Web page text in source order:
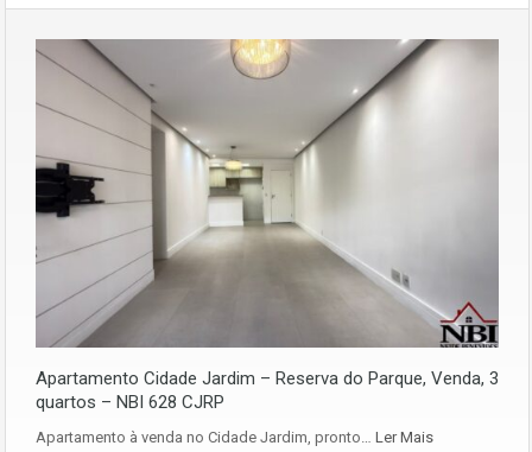
Apartamento Cidade Jardim – Reserva do Parque, Venda, 3
quartos – NBI 628 CJRP
Apartamento à venda no Cidade Jardim, pronto… Ler Mais